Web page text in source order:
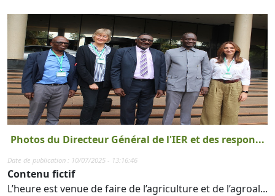
Photos du Directeur Général de l'IER et des respon...
Date de publication : 10/07/2025 - 13:16:46
Contenu fictif
L’heure est venue de faire de l’agriculture et de l’agroal...